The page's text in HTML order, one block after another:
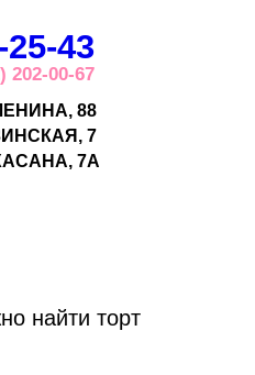
43
88
7
7А
202-00-67
найти торт